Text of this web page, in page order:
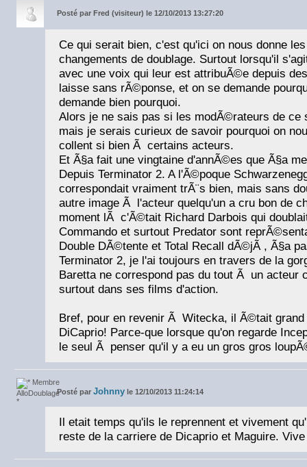
Posté par Fred (visiteur) le 12/10/2013 13:27:20
Ce qui serait bien, c'est qu'ici on nous donne
changements de doublage. Surtout lorsqu'il
avec une voix qui leur est attribuÃ©e depuis
laisse sans rÃ©ponse, et on se demande
demande bien pourquoi.
Alors je ne sais pas si les modÃ©rateurs de ce
mais je serais curieux de savoir pourquoi on
collent si bien Ã certains acteurs.
Et Ã§a fait une vingtaine d'annÃ©es que Ã§a
Depuis Terminator 2. A l'Ã©poque
correspondait vraiment trÃ¨s bien, mais sans
autre image Ã l'acteur quelqu'un a cru bon de
moment lÃ c'Ã©tait Richard Darbois qui
Commando et surtout Predator sont
Double DÃ©tente et Total Recall dÃ©jÃ , Ã§a
Terminator 2, je l'ai toujours en travers de la
Baretta ne correspond pas du tout Ã un acteur
surtout dans ses films d'action.
Bref, pour en revenir Ã Witecka, il Ã©tait
DiCaprio! Parce-que lorsque qu'on regarde
le seul Ã penser qu'il y a eu un gros gros
Posté par Johnny le 12/10/2013 11:24:14
Il etait temps qu'ils le reprennent et vivement
reste de la carriere de Dicaprio et Maguire.